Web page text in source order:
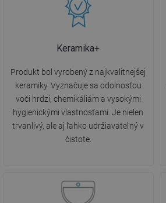
Keramika+
Produkt bol vyrobený z najkvalitnejšej
keramiky. Vyznačuje sa odolnosťou
voči hrdzi, chemikáliám a vysokými
hygienickými vlastnosťami. Je nielen
trvanlivý, ale aj ľahko udržiavateľný v
čistote.